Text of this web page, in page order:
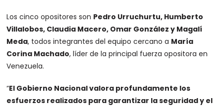
Los cinco opositores son Pedro Urruchurtu, Humberto
Villalobos, Claudia Macero, Omar González y Magalí
Meda, todos integrantes del equipo cercano a María
Corina Machado, líder de la principal fuerza opositora en
Venezuela.
“El Gobierno Nacional valora profundamente los
esfuerzos realizados para garantizar la seguridad y el